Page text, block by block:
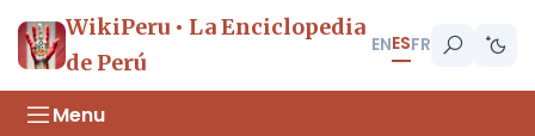
WikiPeru • La Enciclopedia
de Perú
ENESFR
Menu